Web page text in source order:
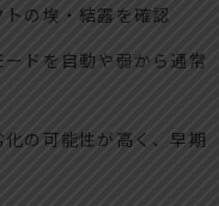
トの埃・結露を確認
ドを自動や弱から通常
化の可能性が高く、早期